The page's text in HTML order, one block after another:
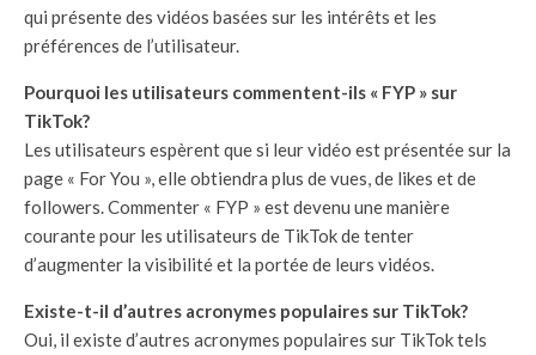
qui présente des vidéos basées sur les intérêts et les
préférences de l’utilisateur.
Pourquoi les utilisateurs commentent-ils « FYP » sur
TikTok?
Les utilisateurs espèrent que si leur vidéo est présentée sur la
page « For You », elle obtiendra plus de vues, de likes et de
followers. Commenter « FYP » est devenu une manière
courante pour les utilisateurs de TikTok de tenter
d’augmenter la visibilité et la portée de leurs vidéos.
Existe-t-il d’autres acronymes populaires sur TikTok?
Oui, il existe d’autres acronymes populaires sur TikTok tels